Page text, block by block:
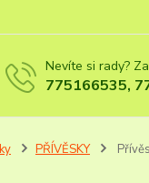
Nevíte si rady?
775166535,
PŘÍVĚSKY